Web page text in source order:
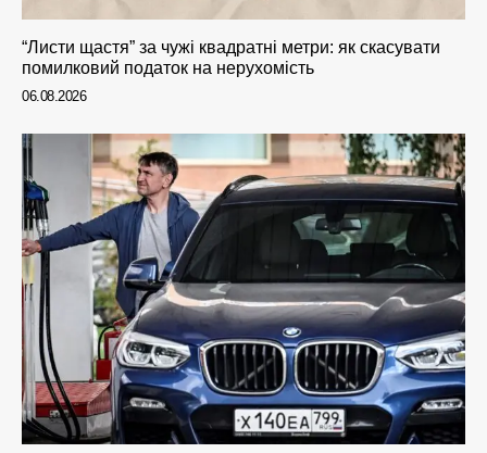
“Листи щастя” за чужі квадратні метри: як скасувати
помилковий податок на нерухомість
06.08.2026